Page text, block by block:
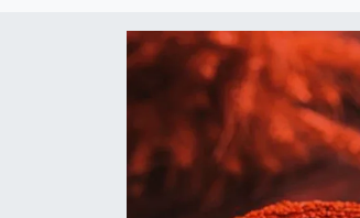
ASAYİŞ
RESMİ REKLAM
Haber Arşivi